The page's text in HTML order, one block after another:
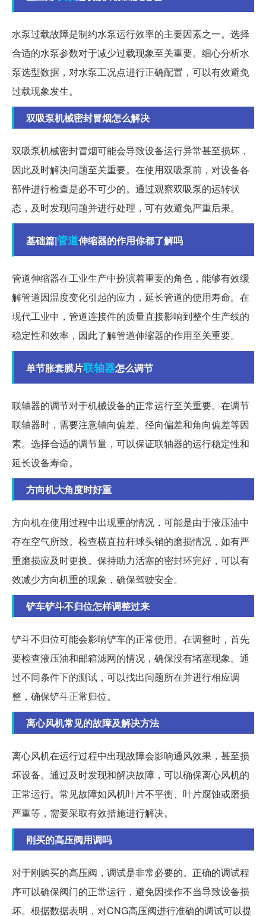
水泵过载故障是制约水泵运行效率的主要因素之一。选择
合适的水泵参数对于减少过载现象至关重要。细心分析水
泵选型数据，对水泵工况点进行正确配置，可以有效避免
过载现象发生。
双吸泵机械密封冒烟怎么解决
双吸泵机械密封冒烟可能会导致设备运行异常甚至损坏，
因此及时解决问题至关重要。在使用双吸泵前，对设备各
部件进行检查是必不可少的。通过观察双吸泵的运转状
态，及时发现问题并进行处理，可有效避免严重后果。
基础篇|管道伸缩器的作用你都了解吗
管道伸缩器在工业生产中扮演着重要的角色，能够有效缓
解管道因温度变化引起的应力，延长管道的使用寿命。在
现代工业中，管道连接件的质量直接影响到整个生产线的
稳定性和效率，因此了解管道伸缩器的作用至关重要。
单节胀套膜片联轴器怎么调节
联轴器的调节对于机械设备的正常运行至关重要。在调节
联轴器时，需要注意轴向偏差、径向偏差和角向偏差等因
素。选择合适的调节量，可以保证联轴器的运行稳定性和
延长设备寿命。
方向机大角度时好重
方向机在使用过程中出现重的情况，可能是由于液压油中
存在空气所致。检查横直拉杆球头销的磨损情况，如有严
重磨损应及时更换。保持助力活塞的密封环完好，可以有
效减少方向机重的现象，确保驾驶安全。
铲车铲斗不归位怎样调整过来
铲斗不归位可能会影响铲车的正常使用。在调整时，首先
要检查液压油和邮箱滤网的情况，确保没有堵塞现象。通
过不同条件下的测试，可以找出问题所在并进行相应调
整，确保铲斗正常归位。
离心风机常见的故障及解决方法
离心风机在运行过程中出现故障会影响通风效果，甚至损
坏设备。通过及时发现和解决故障，可以确保离心风机的
正常运行。常见故障如风机叶片不平衡、叶片腐蚀或磨损
严重等，需要采取有效措施进行解决。
刚买的高压阀用调吗
对于刚购买的高压阀，调试是非常必要的。正确的调试程
序可以确保阀门的正常运行，避免因操作不当导致设备损
坏。根据数据表明，对CNG高压阀进行准确的调试可以提